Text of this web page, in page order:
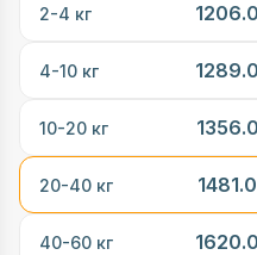
2-4 кг
4-10 кг
10-20 кг
20-40 кг
40-60 кг